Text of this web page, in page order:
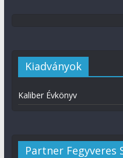
Kiadványok
Kaliber Évkönyv
Partner Fegyveres